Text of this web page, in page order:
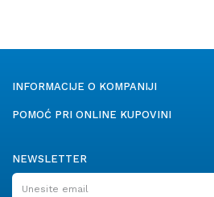
INFORMACIJE O KOMPANIJI
POMOĆ PRI ONLINE KUPOVINI
NEWSLETTER